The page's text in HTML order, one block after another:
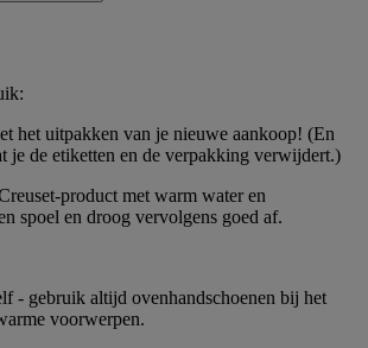
het uitpakken van je nieuwe aankoop! (En
je de etiketten en de verpakking verwijdert.)
product met warm water en
spoel en droog vervolgens goed af.
- gebruik altijd ovenhandschoenen bij het
voorwerpen.